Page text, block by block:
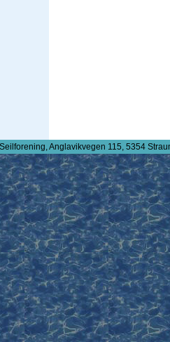
Anglavikvegen 115, 5354